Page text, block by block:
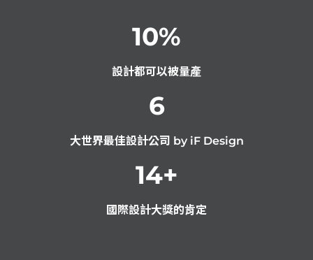
10%
設計都可以被量產
6
大世界最佳設計公司 by iF Design
14+
國際設計大獎的肯定